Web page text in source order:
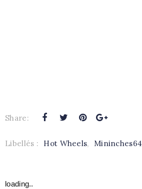
Share:
Libellés : Hot Wheels, Mininches64
loading..